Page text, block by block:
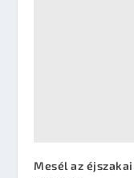
Mesél az